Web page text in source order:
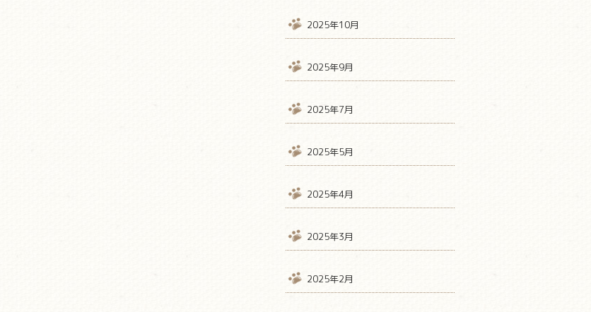
2025年10月
2025年9月
2025年7月
2025年5月
2025年4月
2025年3月
2025年2月